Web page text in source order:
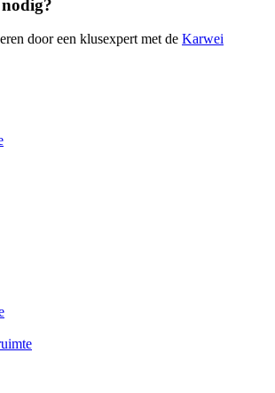
door een klusexpert met de Karwei